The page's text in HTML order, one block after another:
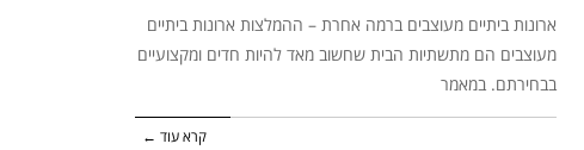
ארונות ביתיים מעוצבים ברמה אחרת – ההמלצות ארונות ביתיים
מעוצבים הם מתשתיות הבית שחשוב מאד להיות חדים ומקצועיים
בבחירתם. במאמר
קרא עוד ←